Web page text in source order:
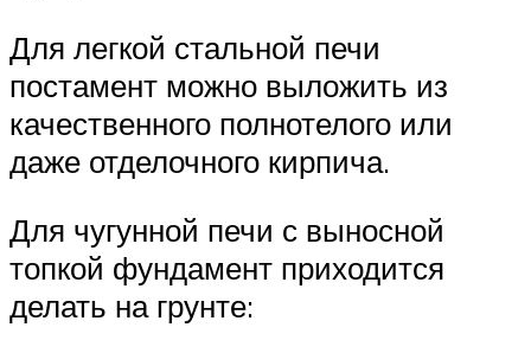
Для легкой стальной печи
постамент можно выложить из
качественного полнотелого или
даже отделочного кирпича.
Для чугунной печи с выносной
топкой фундамент приходится
делать на грунте: